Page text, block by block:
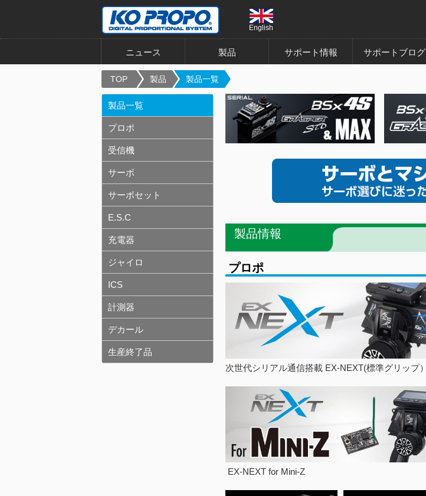
English
ニュース 製品 サポート情報 サポートブログ
TOP 製品 製品一覧
製品情報
プロポ
次世代シリアル通信搭載 EX-NEXT(標準グリップ）
EX-NEXT for Mini-Z
製品一覧
プロポ
受信機
サーボ
サーボセット
E.S.C
充電器
ジャイロ
ICS
計測器
デカール
生産終了品